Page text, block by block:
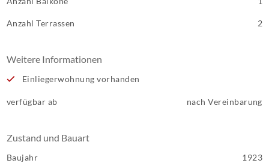
Anzahl Terrassen 2
Weitere Informationen
Einliegerwohnung vorhanden
verfügbar ab nach Vereinbarung
Zustand und Bauart
Baujahr 1923